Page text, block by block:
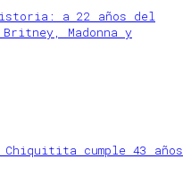
a 22 años del
Britney, Madonna y
Chiquitita cumple 43 años